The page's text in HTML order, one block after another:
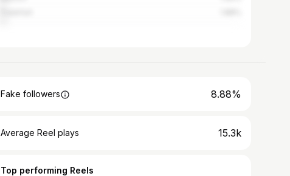
Fake followers 8.88%
Average Reel plays 15.3k
Top performing Reels